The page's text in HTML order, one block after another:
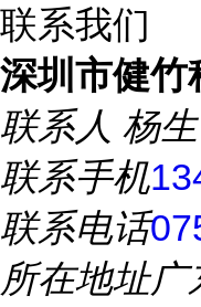
联系我们
深圳市健竹
联系人 杨生
联系手机
联系电话
所在地址广